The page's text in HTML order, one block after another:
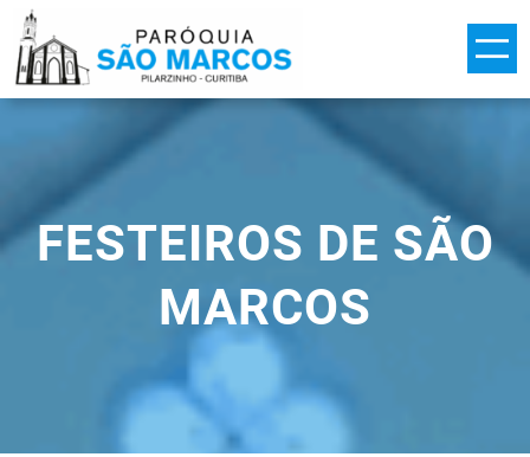
Pular
para
conteúdo
FESTEIROS DE SÃO
MARCOS